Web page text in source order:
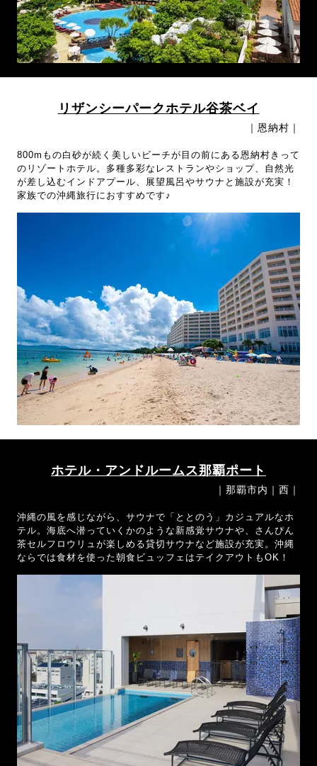
リザンシーパークホテル谷茶ベイ
｜恩納村｜
800mもの白砂が続く美しいビーチが目の前にある恩納村きって
のリゾートホテル。多種多彩なレストランやショップ、自然光
が差し込むインドアプール、展望風呂やサウナと施設が充実！
家族での沖縄旅行におすすめです♪
ホテル・アンドルームス那覇ポート
｜那覇市内｜西｜
沖縄の風を感じながら、サウナで「ととのう」カジュアルなホ
テル。海底へ潜っていくかのような新感覚サウナや、さんぴん
茶セルフロウリュが楽しめる貸切サウナなど施設が充実。沖縄
ならでは食材を使った朝食ビュッフェはテイクアウトもOK！